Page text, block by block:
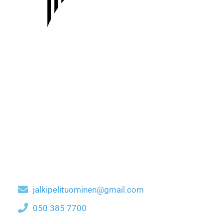
jalkipelituominen@gmail.com
050 385 7700